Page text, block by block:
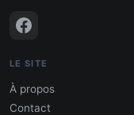
LE SITE
À propos
Contact